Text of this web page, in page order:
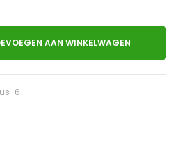
AAN WINKELWAGEN
6